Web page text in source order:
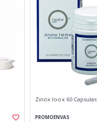
Zinox Ioox 60 Capsulas
PROMOENVAS